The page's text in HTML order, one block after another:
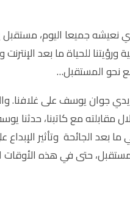
جميعا اليوم،
للحياة ما بعد
نحو المستقبل…
جوان يوسف على غلافنا.
مقابلته مع كاتبنا،
بعد الجائحة وتأثير الإبداع
حتى في هذه الأوقات